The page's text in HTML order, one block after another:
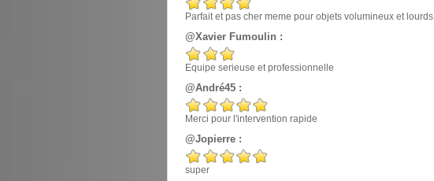
Parfait et pas cher meme pour objets volumineux et lourds
@Xavier Fumoulin :
Equipe serieuse et professionnelle
@André45 :
Merci pour l'intervention rapide
@Jopierre :
super